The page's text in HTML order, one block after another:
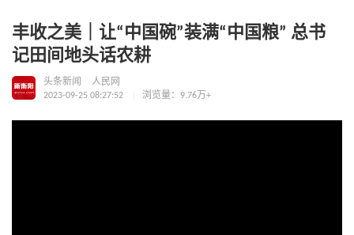
丰收之美｜让“中国碗”装满“中国粮” 总书
记田间地头话农耕
头条新闻
人民网
2023-09-25 08:27:52
浏览量：9.76万+